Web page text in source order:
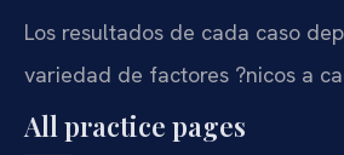
Los resultados de cada caso
variedad de factores ?nicos a
All practice pages